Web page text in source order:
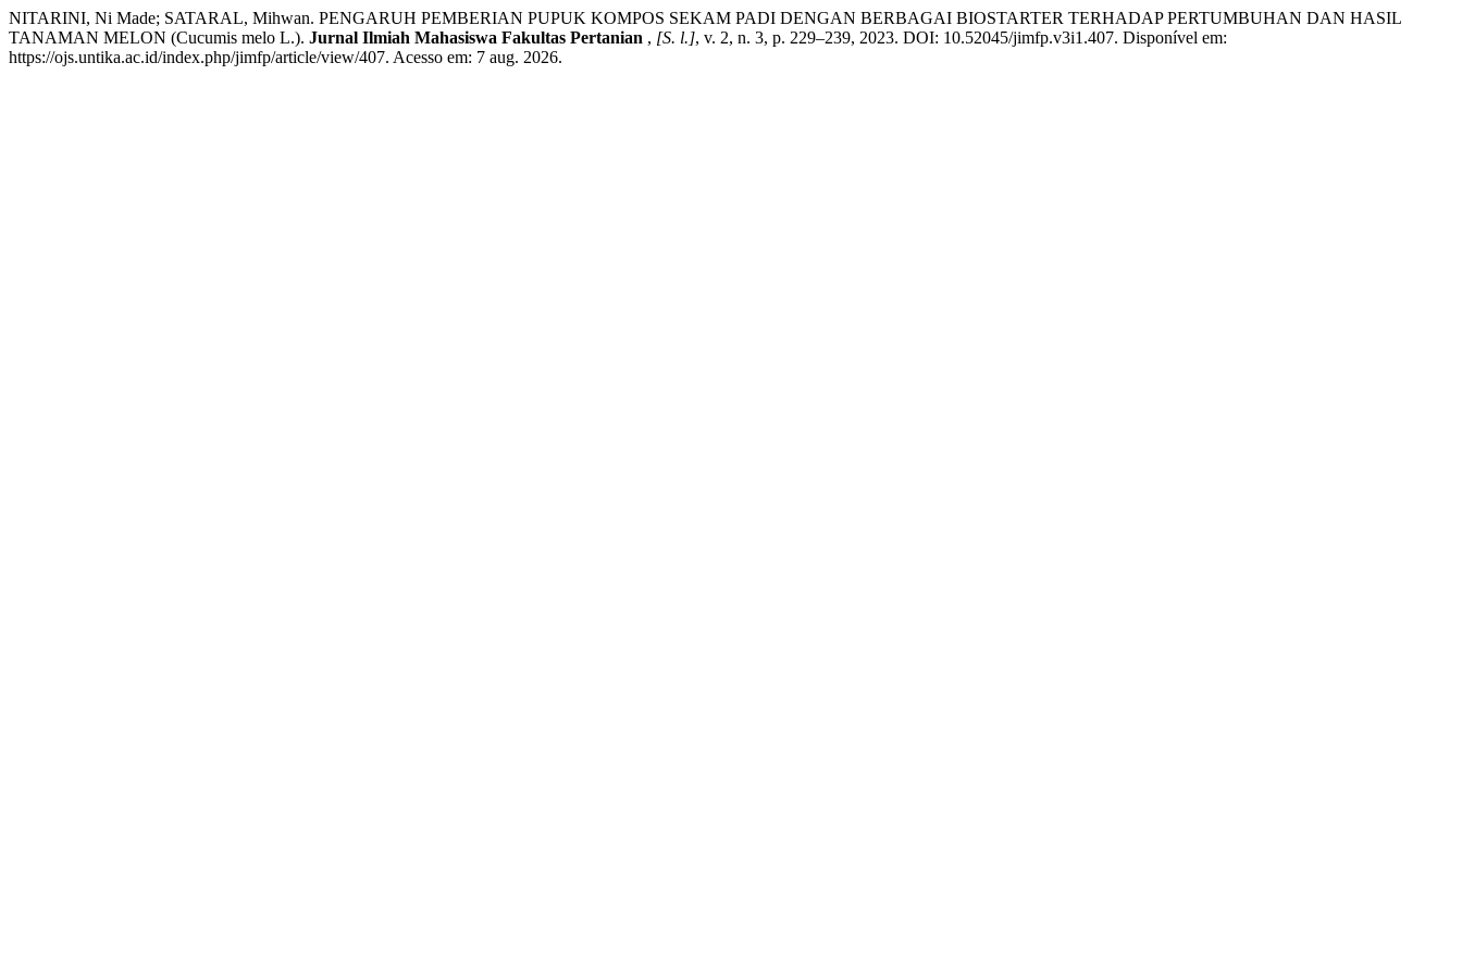
NITARINI, Ni Made; SATARAL, Mihwan. PENGARUH PEMBERIAN PUPUK KOMPOS SEKAM PADI DENGAN BERBAGAI BIOSTARTER TERHADAP PERTUMBUHAN DAN HASIL
TANAMAN MELON (Cucumis melo L.). Jurnal Ilmiah Mahasiswa Fakultas Pertanian , [S. l.], v. 2, n. 3, p. 229–239, 2023. DOI: 10.52045/jimfp.v3i1.407. Disponível em:
https://ojs.untika.ac.id/index.php/jimfp/article/view/407. Acesso em: 7 aug. 2026.